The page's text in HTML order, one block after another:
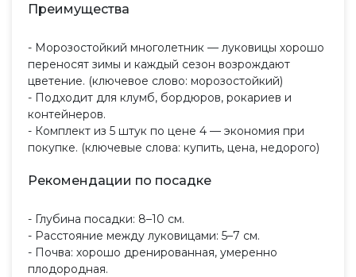
Преимущества
- Морозостойкий многолетник — луковицы хорошо
переносят зимы и каждый сезон возрождают
цветение. (ключевое слово: морозостойкий)
- Подходит для клумб, бордюров, рокариев и
контейнеров.
- Комплект из 5 штук по цене 4 — экономия при
покупке. (ключевые слова: купить, цена, недорого)
Рекомендации по посадке
- Глубина посадки: 8–10 см.
- Расстояние между луковицами: 5–7 см.
- Почва: хорошо дренированная, умеренно
плодородная.